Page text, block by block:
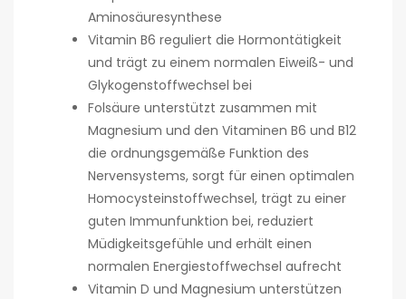
Aminosäuresynthese
Vitamin B6 reguliert die Hormontätigkeit
und trägt zu einem normalen Eiweiß- und
Glykogenstoffwechsel bei
Folsäure unterstützt zusammen mit
Magnesium und den Vitaminen B6 und B12
die ordnungsgemäße Funktion des
Nervensystems, sorgt für einen optimalen
Homocysteinstoffwechsel, trägt zu einer
guten Immunfunktion bei, reduziert
Müdigkeitsgefühle und erhält einen
normalen Energiestoffwechsel aufrecht
Vitamin D und Magnesium unterstützen